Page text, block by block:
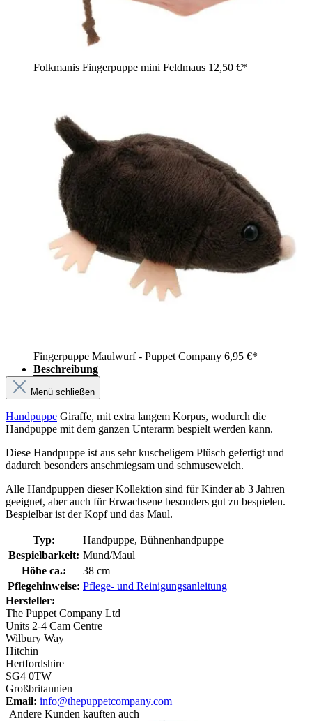
Folkmanis Fingerpuppe mini Feldmaus 12,50 €*
Fingerpuppe Maulwurf - Puppet Company 6,95 €*
Beschreibung
Menü schließen
Handpuppe Giraffe, mit extra langem Korpus, wodurch die
Handpuppe mit dem ganzen Unterarm bespielt werden kann.
Diese Handpuppe ist aus sehr kuscheligem Plüsch gefertigt und
dadurch besonders anschmiegsam und schmuseweich.
Alle Handpuppen dieser Kollektion sind für Kinder ab 3 Jahren
geeignet, aber auch für Erwachsene besonders gut zu bespielen.
Bespielbar ist der Kopf und das Maul.
Typ:
Handpuppe, Bühnenhandpuppe
Bespielbarkeit: Mund/Maul
Höhe ca.:
38 cm
Pflegehinweise: Pflege- und Reinigungsanleitung
Hersteller:
The Puppet Company Ltd
Units 2-4 Cam Centre
Wilbury Way
Hitchin
Hertfordshire
SG4 0TW
Großbritannien
Email: info@thepuppetcompany.com
Andere Kunden kauften auch